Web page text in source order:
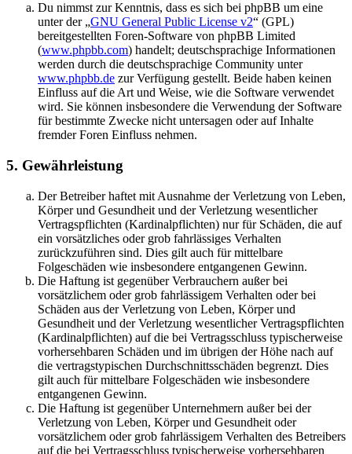
Du nimmst zur Kenntnis, dass es sich bei phpBB um eine
unter der „GNU General Public License v2“ (GPL)
bereitgestellten Foren-Software von phpBB Limited
(www.phpbb.com) handelt; deutschsprachige Informationen
werden durch die deutschsprachige Community unter
www.phpbb.de zur Verfügung gestellt. Beide haben keinen
Einfluss auf die Art und Weise, wie die Software verwendet
wird. Sie können insbesondere die Verwendung der Software
für bestimmte Zwecke nicht untersagen oder auf Inhalte
fremder Foren Einfluss nehmen.
5. Gewährleistung
Der Betreiber haftet mit Ausnahme der Verletzung von Leben,
Körper und Gesundheit und der Verletzung wesentlicher
Vertragspflichten (Kardinalpflichten) nur für Schäden, die auf
ein vorsätzliches oder grob fahrlässiges Verhalten
zurückzuführen sind. Dies gilt auch für mittelbare
Folgeschäden wie insbesondere entgangenen Gewinn.
Die Haftung ist gegenüber Verbrauchern außer bei
vorsätzlichem oder grob fahrlässigem Verhalten oder bei
Schäden aus der Verletzung von Leben, Körper und
Gesundheit und der Verletzung wesentlicher Vertragspflichten
(Kardinalpflichten) auf die bei Vertragsschluss typischerweise
vorhersehbaren Schäden und im übrigen der Höhe nach auf
die vertragstypischen Durchschnittsschäden begrenzt. Dies
gilt auch für mittelbare Folgeschäden wie insbesondere
entgangenen Gewinn.
Die Haftung ist gegenüber Unternehmern außer bei der
Verletzung von Leben, Körper und Gesundheit oder
vorsätzlichem oder grob fahrlässigem Verhalten des Betreibers
auf die bei Vertragsschluss typischerweise vorhersehbaren